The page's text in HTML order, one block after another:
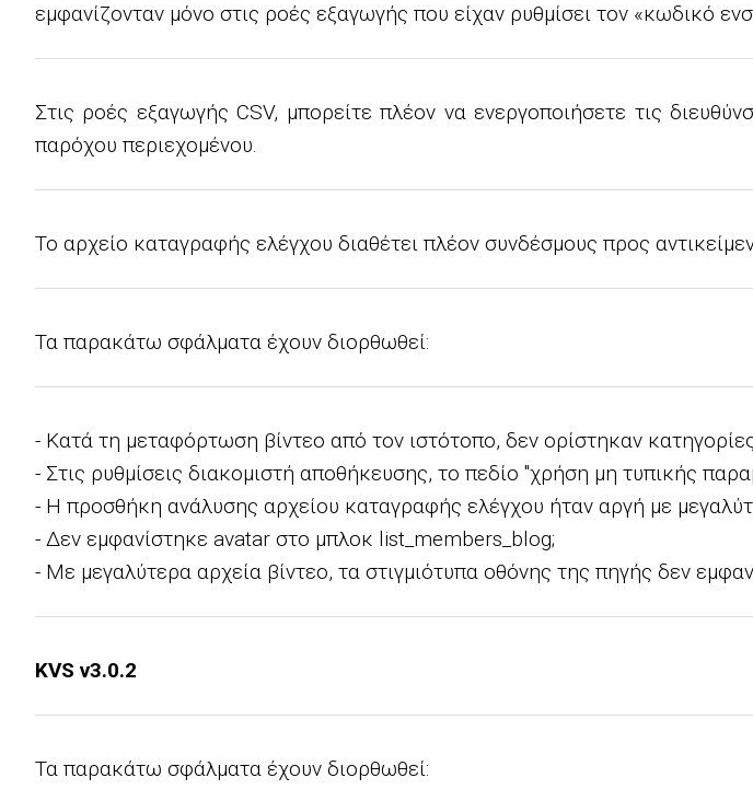
εμφανίζονταν μόνο στις ροές εξαγωγής που είχαν ρυθμίσει τον «κωδικό
Στις ροές εξαγωγής CSV, μπορείτε πλέον να ενεργοποιήσετε τις
παρόχου περιεχομένου.
Το αρχείο καταγραφής ελέγχου διαθέτει πλέον συνδέσμους προς
Τα παρακάτω σφάλματα έχουν διορθωθεί:
- Κατά τη μεταφόρτωση βίντεο από τον ιστότοπο, δεν ορίστηκαν
- Στις ρυθμίσεις διακομιστή αποθήκευσης, το πεδίο "χρήση μη τυπικής
- Η προσθήκη ανάλυσης αρχείου καταγραφής ελέγχου ήταν αργή με
- Δεν εμφανίστηκε avatar στο μπλοκ list_members_blog;
- Με μεγαλύτερα αρχεία βίντεο, τα στιγμιότυπα οθόνης της πηγής δεν
KVS v3.0.2
Τα παρακάτω σφάλματα έχουν διορθωθεί: